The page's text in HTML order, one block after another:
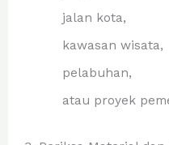
jalan kota,
kawasan wisata,
pelabuhan,
atau proyek